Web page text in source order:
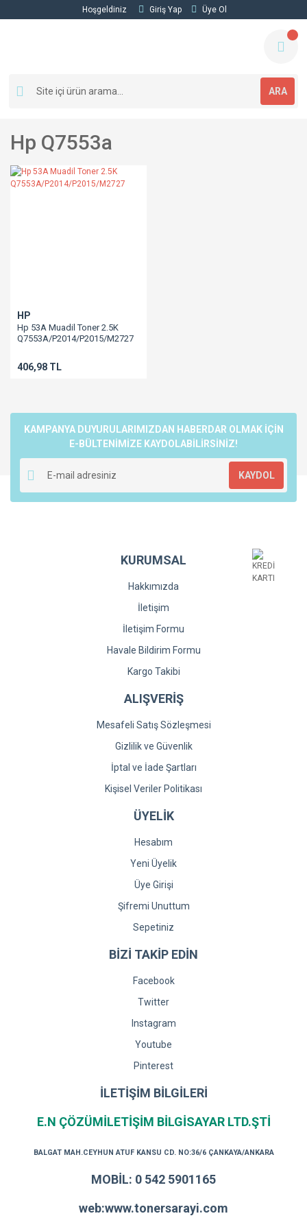
Hoşgeldiniz Giriş Yap Üye Ol
ARA
Hp Q7553a
HP
Hp 53A Muadil Toner 2.5K
Q7553A/P2014/P2015/M2727
406,98 TL
KAMPANYA DUYURULARIMIZDAN HABERDAR OLMAK İÇİN
E-BÜLTENİMİZE KAYDOLABİLİRSİNİZ!
KAYDOL
KURUMSAL
Hakkımızda
İletişim
İletişim Formu
Havale Bildirim Formu
Kargo Takibi
ALIŞVERİŞ
Mesafeli Satış Sözleşmesi
Gizlilik ve Güvenlik
İptal ve İade Şartları
Kişisel Veriler Politikası
ÜYELİK
Hesabım
Yeni Üyelik
Üye Girişi
Şifremi Unuttum
Sepetiniz
BİZİ TAKİP EDİN
Facebook
Twitter
Instagram
Youtube
Pinterest
İLETİŞİM BİLGİLERİ
E.N ÇÖZÜMİLETİŞİM BİLGİSAYAR LTD.ŞTİ
BALGAT MAH.CEYHUN ATUF KANSU CD. NO:36/6 ÇANKAYA/ANKARA
MOBİL: 0 542 5901165
web:www.tonersarayi.com